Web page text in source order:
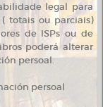
legal para
totais ou parciais)
de ISPs ou de
poderá alterar
persoal.
persoal